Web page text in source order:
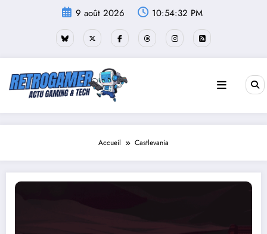
9 août 2026 10:54:32 PM
Accueil Castlevania